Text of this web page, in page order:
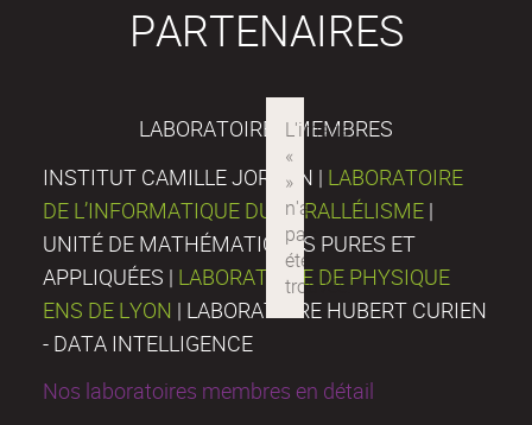
PARTENAIRES
LABORATOIRES MEMBRES
INSTITUT CAMILLE JORDAN | LABORATOIRE
DE L’INFORMATIQUE DU PARALLÉLISME |
UNITÉ DE MATHÉMATIQUES PURES ET
APPLIQUÉES | LABORATOIRE DE PHYSIQUE
ENS DE LYON | LABORATOIRE HUBERT CURIEN
- DATA INTELLIGENCE
Nos laboratoires membres en détail